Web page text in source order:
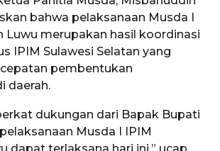
bahwa pelaksanaan Musda I
Luwu merupakan hasil koordinasi
IPIM Sulawesi Selatan yang
pembentukan
daerah.
dukungan dari Bapak Bupati
Musda I IPIM
dapat terlaksana hari ini,” ucap